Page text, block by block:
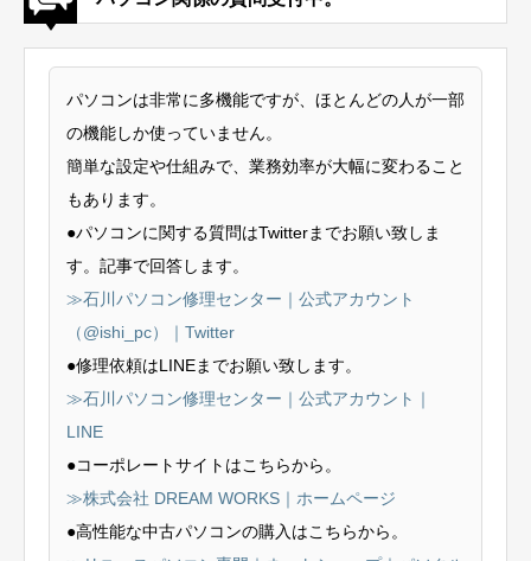
パソコンは非常に多機能ですが、ほとんどの人が一部
の機能しか使っていません。
簡単な設定や仕組みで、業務効率が大幅に変わること
もあります。
●パソコンに関する質問はTwitterまでお願い致しま
す。記事で回答します。
≫石川パソコン修理センター｜公式アカウント
（@ishi_pc）｜Twitter
●修理依頼はLINEまでお願い致します。
≫石川パソコン修理センター｜公式アカウント｜
LINE
●コーポレートサイトはこちらから。
≫株式会社 DREAM WORKS｜ホームページ
●高性能な中古パソコンの購入はこちらから。